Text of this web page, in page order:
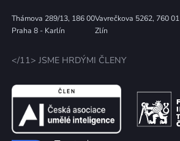
Thámova 289/13, 186 00
Praha 8 - Karlín
Vavrečkova 5262, 760 01
Zlín
</11> JSME HRDÝMI ČLENY